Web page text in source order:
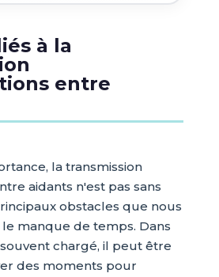
à la
entre
la transmission
aidants n'est pas sans
obstacles que nous
manque de temps. Dans
chargé, il peut être
des moments pour